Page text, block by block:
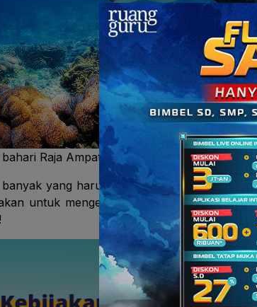
bahari Raja Ampat, Papua (Sumber: diver-
yang harus dikembangkan, ya. Lalu,
untuk mengembangkan ekonomi maritim